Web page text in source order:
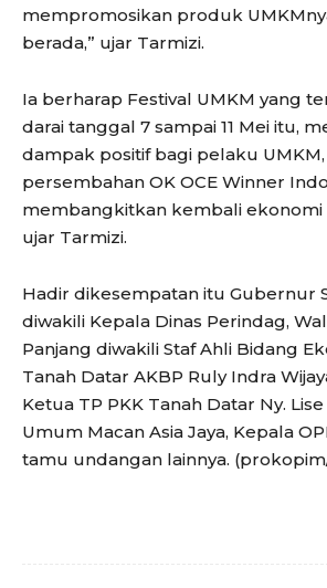
mempromosikan produk
berada,” ujar Tarmizi.
Ia berharap Festival UMKM yang
darai tanggal 7 sampai 11 Mei itu,
dampak positif bagi pelaku UMKM,
persembahan OK OCE Winner
membangkitkan kembali ekonomi
ujar Tarmizi.
Hadir dikesempatan itu Gubernur
diwakili Kepala Dinas Perindag,
Panjang diwakili Staf Ahli Bidang
Tanah Datar AKBP Ruly Indra
Ketua TP PKK Tanah Datar Ny.
Umum Macan Asia Jaya, Kepala
tamu undangan lainnya.